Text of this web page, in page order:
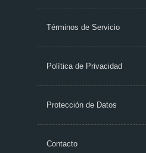
Términos de Servicio
Política de Privacidad
Protección de Datos
Contacto